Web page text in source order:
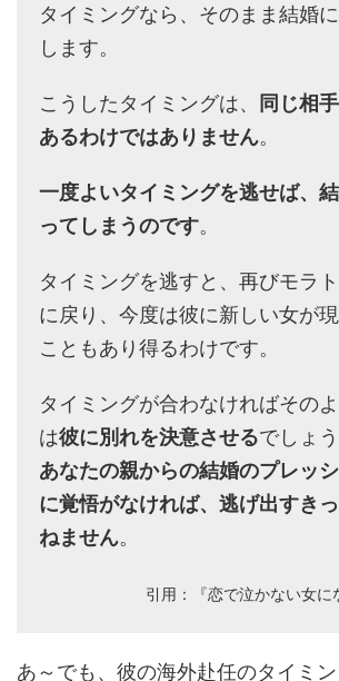
タイミングなら、そのまま結婚
します。
こうしたタイミングは、 同じ相
あるわけではありません。
一度よいタイミングを逃せば、
ってしまうのです。
タイミングを逃すと、再びモラ
に戻り、今度は彼に新しい女が
こともあり得るわけです。
タイミングが合わなければその
は彼に別れを決意させるでしょ
あなたの親からの結婚のプレッ
に覚悟がなければ、逃げ出すき
ねません。
引用：『恋で泣かない女に
あ～でも、彼の海外赴任のタイミ